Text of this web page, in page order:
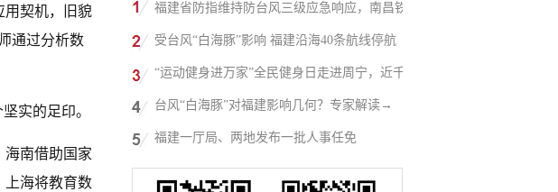
用契机，旧貌
通过分析数
实的足印。
海南借助国家
上海将教育数
福建省防指维持防台风三级应急响应，南昌铁
路停运部分旅客列车→
受台风“白海豚”影响 福建沿海40条航线停航
“运动健身进万家”全民健身日走进周宁，近千
人徒步云端
台风“白海豚”对福建影响几何？专家解读→
福建一厅局、两地发布一批人事任免